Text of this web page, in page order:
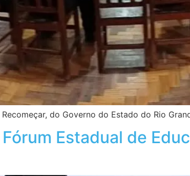
do Governo do Estado do Rio
Estadual de